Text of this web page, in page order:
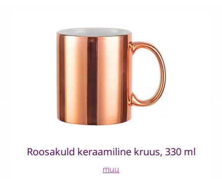
Roosakuld keraamiline kruus, 330 ml
muu